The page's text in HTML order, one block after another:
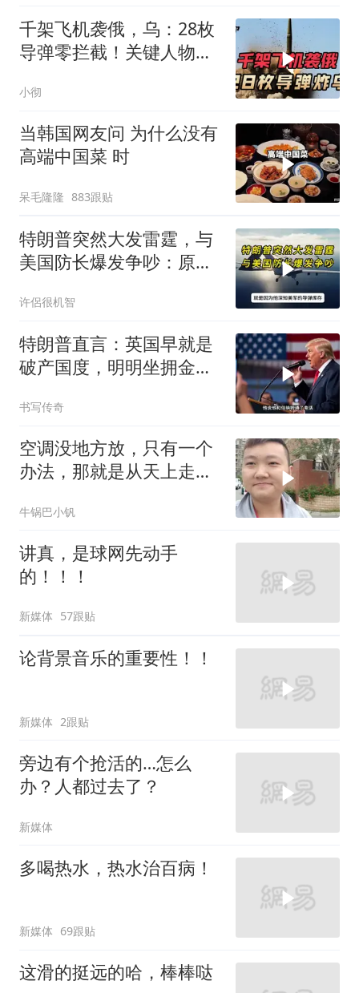
千架飞机袭俄，乌：28枚
导弹零拦截！关键人物被
小彻
当韩国网友问 为什么没有
高端中国菜 时
呆毛隆隆 883跟贴
特朗普突然大发雷霆，与
美国防长爆发争吵：原来
许侶很机智
特朗普直言：英国早就是
破产国度，明明坐拥金
书写传奇
空调没地方放，只有一个
办法，那就是从天上走，
牛锅巴小钒
讲真，是球网先动手
的！！！
新媒体 57跟贴
论背景音乐的重要性！！
新媒体 2跟贴
旁边有个抢活的…怎么
办？人都过去了？
新媒体
多喝热水，热水治百病！
新媒体 69跟贴
这滑的挺远的哈，棒棒哒